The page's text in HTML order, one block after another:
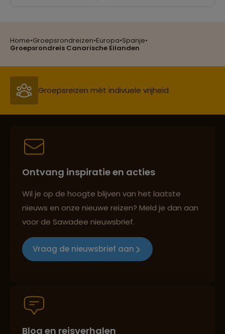
Home•Groepsrondreizen•Europa•Spanje•
Groepsrondreis Canarische Eilanden
Groepsreizen mét indivuele vrijheid
Persoonlijk en deskundig reisadvies
Best beoordeelde reisroutes
Groepsreizen mét indivuele vrijheid
Best beoordeelde reisroutes
Ontvang inspiratie en acties
Wil je op de hoogte blijven van het laatste
nieuws en onze nieuwe reizen? Meld je dan aan
voor de Sawadee nieuwsbrief.
Vraag de nieuwsbrief aan
Blog en reisverhalen